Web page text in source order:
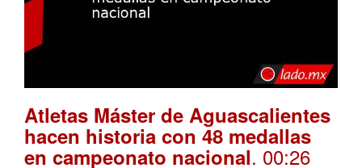
Atletas Máster de Aguascalientes
hacen historia con 48 medallas
en campeonato nacional. 00:26